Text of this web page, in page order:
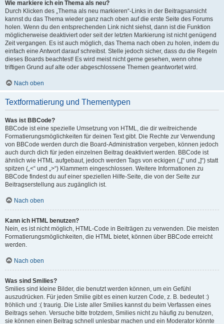
Wie markiere ich ein Thema als neu?
Durch Klicken des „Thema als neu markieren“-Links in der Beitragsansicht
kannst du das Thema wieder ganz nach oben auf die erste Seite des Forums
holen. Wenn du den entsprechenden Link nicht siehst, dann ist die Funktion
möglicherweise deaktiviert oder seit der letzten Markierung ist nicht genügend
Zeit vergangen. Es ist auch möglich, das Thema nach oben zu holen, indem du
einfach eine Antwort darauf schreibst. Stelle jedoch sicher, dass du die Regeln
dieses Boards beachtest! Es wird meist nicht gerne gesehen, wenn ohne
triftigen Grund auf alte oder abgeschlossene Themen geantwortet wird.
Nach oben
Textformatierung und Thementypen
Was ist BBCode?
BBCode ist eine spezielle Umsetzung von HTML, die dir weitreichende
Formatierungsmöglichkeiten für deinen Text gibt. Die Rechte zur Verwendung
von BBCode werden durch die Board-Administration vergeben, können jedoch
auch durch dich für jeden einzelnen Beitrag deaktiviert werden. BBCode ist
ähnlich wie HTML aufgebaut, jedoch werden Tags von eckigen („[“ und „]“) statt
spitzen („<“ und „>“) Klammern eingeschlossen. Weitere Informationen zu
BBCode findest du auf einer speziellen Hilfe-Seite, die von der Seite zur
Beitragserstellung aus zugänglich ist.
Nach oben
Kann ich HTML benutzen?
Nein, es ist nicht möglich, HTML-Code in Beiträgen zu verwenden. Die meisten
Formatierungsmöglichkeiten, die HTML bietet, können über BBCode erreicht
werden.
Nach oben
Was sind Smilies?
Smilies sind kleine Bilder, die benutzt werden können, um ein Gefühl
auszudrücken. Für jeden Smilie gibt es einen kurzen Code, z. B. bedeutet :)
fröhlich und :( traurig. Die Liste aller Smilies kannst du beim Verfassen eines
Beitrags sehen. Versuche bitte trotzdem, Smilies nicht zu häufig zu benutzen,
sie können einen Beitrag schnell unlesbar machen und ein Moderator könnte